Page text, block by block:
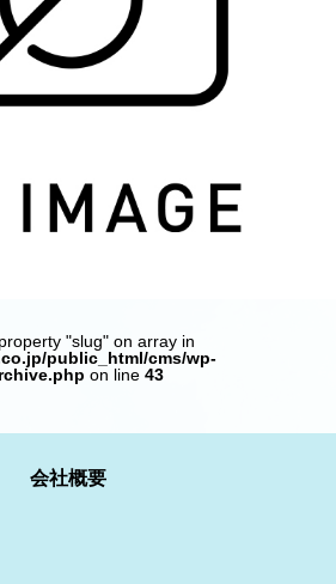
"slug" on array in
public_html/cms/wp-
on line 43
会社概要